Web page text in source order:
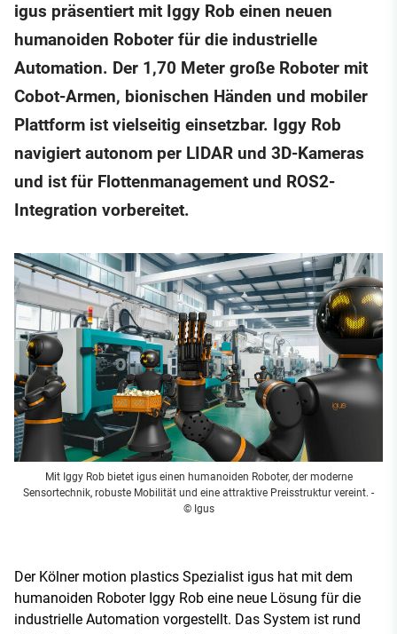
igus präsentiert mit Iggy Rob einen neuen
humanoiden Roboter für die industrielle
Automation. Der 1,70 Meter große Roboter mit
Cobot-Armen, bionischen Händen und mobiler
Plattform ist vielseitig einsetzbar. Iggy Rob
navigiert autonom per LIDAR und 3D-Kameras
und ist für Flottenmanagement und ROS2-
Integration vorbereitet.
Mit Iggy Rob bietet igus einen humanoiden Roboter, der moderne
Sensortechnik, robuste Mobilität und eine attraktive Preisstruktur vereint. -
© Igus
Der Kölner motion plastics Spezialist igus hat mit dem
humanoiden Roboter Iggy Rob eine neue Lösung für die
industrielle Automation vorgestellt. Das System ist rund